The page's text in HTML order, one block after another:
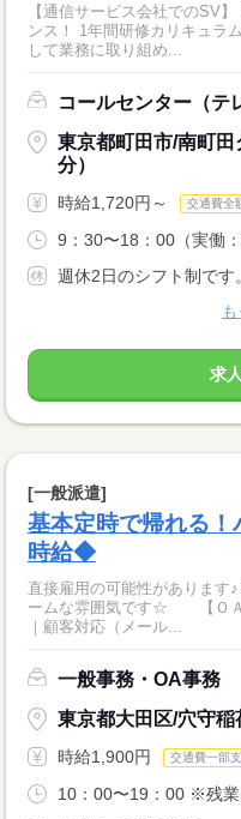
【通信サービス会社でのSV
ンス！ 1年間研修カリキュラ
して業務に取り組め...
コールセンター（テ
東京都町田市/南町
分）
時給1,720円～ 交通費全
9：30〜18：00（実働
週休2日のシフト制です
求
[一般派遣]
基本定時で帰れる
時給◆
直接雇用の可能性があります
ームな雰囲気です☆ 【ＯＡ
｜顧客対応（メール...
一般事務・OA事務
東京都大田区/穴守稲
時給1,900円 交通費一部
10：00〜19：00 ※残